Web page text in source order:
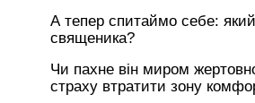
А тепер спитаймо себе:
священика?
Чи пахне він миром
страху втратити зону